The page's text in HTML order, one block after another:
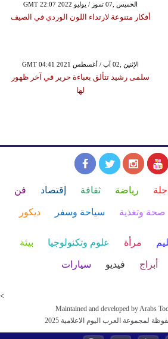
GMT 22:07 2022 الخميس ,07 تموز / يوليو
أفكار متنوعة لارتداء اللون الوردي في الصيف
GMT 04:41 2021 الإثنين ,02 آب / أغسطس
سلمى رشيد تتألق بعباءة حرير في آخر ظهور
لها
رياضة ثقافة إقتصاد فن
صحة وتغذية سياحة وسفر ديكور
مرأة علوم وتكنولوجيا بيئة
أبراج فيديو سيارات
<
Maintained and developed by Arabs